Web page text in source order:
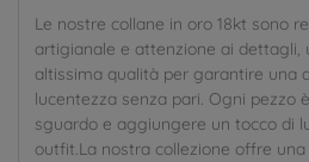
Le nostre collane in oro 18kt sono
artigianale e attenzione ai dettagli,
altissima qualità per garantire una
lucentezza senza pari. Ogni pezzo
sguardo e aggiungere un tocco di
outfit.La nostra collezione offre